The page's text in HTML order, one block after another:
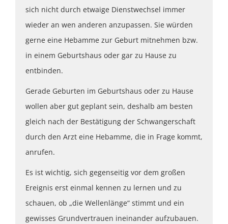
sich nicht durch etwaige Dienstwechsel immer
wieder an wen anderen anzupassen. Sie würden
gerne eine Hebamme zur Geburt mitnehmen bzw.
in einem Geburtshaus oder gar zu Hause zu
entbinden.
Gerade Geburten im Geburtshaus oder zu Hause
wollen aber gut geplant sein, deshalb am besten
gleich nach der Bestätigung der Schwangerschaft
durch den Arzt eine Hebamme, die in Frage kommt,
anrufen.
Es ist wichtig, sich gegenseitig vor dem großen
Ereignis erst einmal kennen zu lernen und zu
schauen, ob „die Wellenlänge“ stimmt und ein
gewisses Grundvertrauen ineinander aufzubauen.